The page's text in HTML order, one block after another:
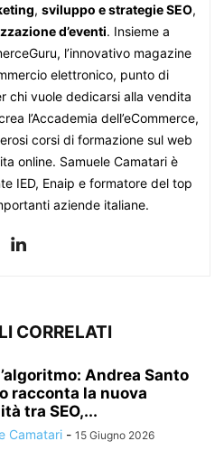
, sviluppo e strategie SEO,
d’eventi. Insieme a
l’innovativo magazine
elettronico, punto di
chi vuole dedicarsi alla vendita
l’Accademia dell’eCommerce,
corsi di formazione sul web
online. Samuele Camatari è
IED, Enaip e formatore del top
aziende italiane.
CORRELATI
Andrea Santo
racconta la nuova
tra SEO,...
Camatari - 15 Giugno 2026